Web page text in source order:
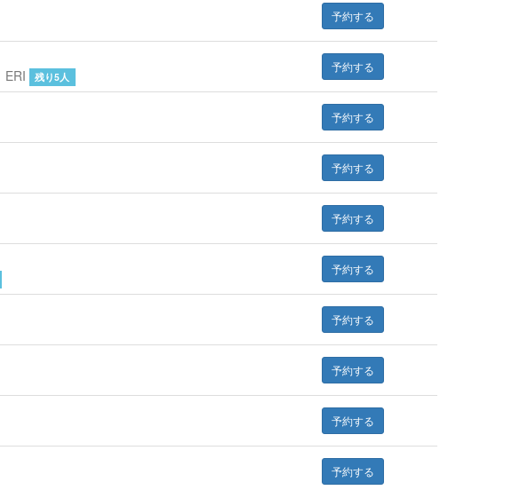
予約する
ERI 残り5人
予約する
予約する
予約する
予約する
予約する
予約する
予約する
予約する
予約する